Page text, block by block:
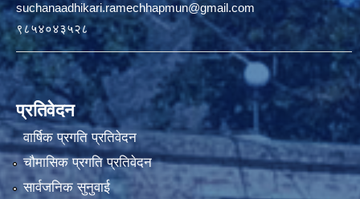
suchanaadhikari.ramechhapmun@gmail.com
९८५४०४३५२८
प्रतिवेदन
वार्षिक प्रगति प्रतिवेदन
चौमासिक प्रगति प्रतिवेदन
सार्वजनिक सुनुवाई